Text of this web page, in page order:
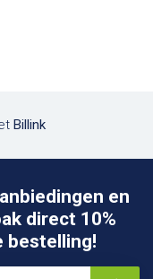
Billink
en
direct 10%
bestelling!